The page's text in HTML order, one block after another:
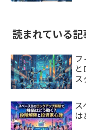
読まれている記
ス
ス
は